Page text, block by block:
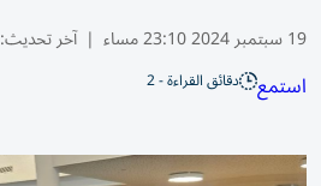
19 سبتمبر 2024 23:10 مساء | آخر تحديث:
استمع دقائق القراءة - 2